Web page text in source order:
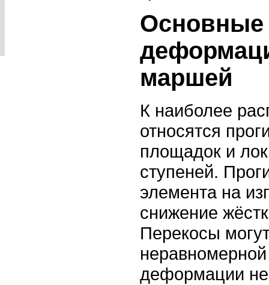
маршей
К наиболее
относятся
площадок и
ступеней.
элемента на
снижение
Перекосы
деформации